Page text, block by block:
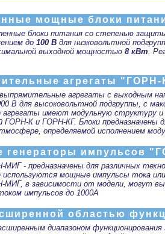
мощные блоки
блоки питания со степенью защиты
до 100 В для низковольтной
выходной мощностью 8 кВт .
агрегаты
агрегаты с выходным
В для высоковольтной подгруппы, с
имеют модульную структуру и
ГОРН-К и ГОРН-КГ. Блоки предназначены
определяемой исполнением
генераторы импульсов
- предназначены для различных
используются мощные импульсы тока
МИГ, в зависимости от модели, могут
импульсов до 1000А
областью
диапазоном